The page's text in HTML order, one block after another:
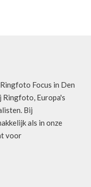
Focus in Den
Ringfoto, Europa's
Bij
als in onze
voor